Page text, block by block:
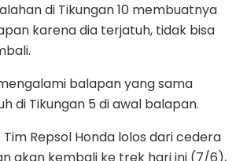
di Tikungan 10 membuatnya
karena dia terjatuh, tidak bisa
balapan yang sama
di Tikungan 5 di awal balapan.
Repsol Honda lolos dari cedera